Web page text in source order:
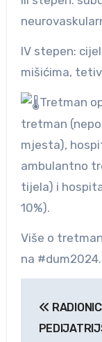
IV stepen:
mišićima,
Tretman
tretman
mjesta),
ambulantno
tijela) i
10%).
Više o
na #dum2024.
članaka